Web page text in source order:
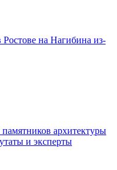
на Нагибина из-
архитектуры
и эксперты